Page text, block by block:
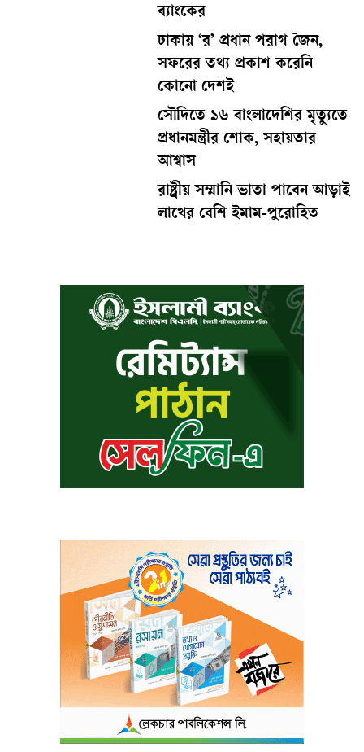
ব্যাংকের
ঢাকায় ‘র’ প্রধান পরাগ জৈন,
সফরের তথ্য প্রকাশ করেনি
কোনো দেশই
সৌদিতে ১৬ বাংলাদেশির মৃত্যুতে
প্রধানমন্ত্রীর শোক, সহায়তার
আশ্বাস
রাষ্ট্রীয় সম্মানি ভাতা পাবেন আড়াই
লাখের বেশি ইমাম-পুরোহিত